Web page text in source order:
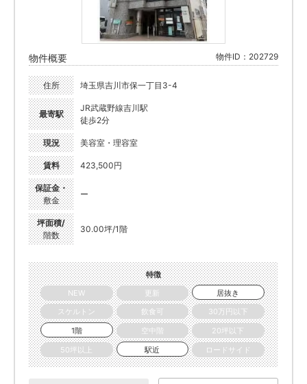
物件概要 物件ID：202729
住所 埼玉県吉川市保一丁目3-4
最寄駅
JR武蔵野線吉川駅
徒歩2分
現況 美容室・理容室
賃料 423,500円
保証金・
敷金
ー
坪面積/
階数
30.00坪/1階
特徴
NEW
更新
居抜き
スケルトン
飲食可
30万円以下
1階
空中階
20坪以下
50坪以上
駅近 ロードサイド